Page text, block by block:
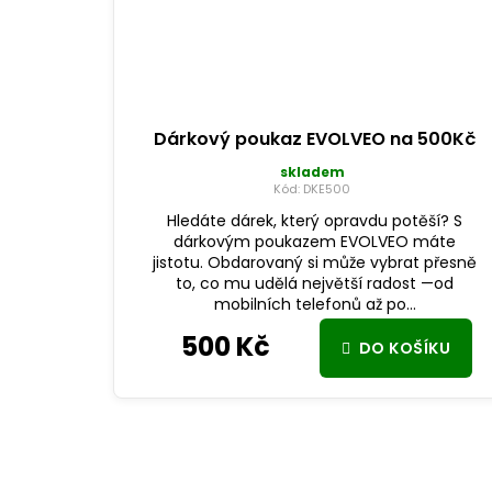
Dárkový poukaz EVOLVEO na 500Kč
skladem
Kód: DKE500
Hledáte dárek, který opravdu potěší? S
dárkovým poukazem EVOLVEO máte
jistotu. Obdarovaný si může vybrat přesně
to, co mu udělá největší radost —od
mobilních telefonů až po...
500 Kč DO KOŠÍKU